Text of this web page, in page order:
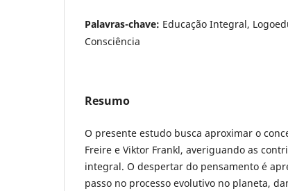
Palavras-chave: Educação Integral,
Consciência
Resumo
O presente estudo busca aproximar o
Freire e Viktor Frankl, averiguando as
integral. O despertar do pensamento é
passo no processo evolutivo no planeta,